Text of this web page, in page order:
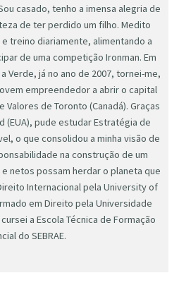
casado, tenho a imensa alegria de
de ter perdido um filho. Medito
treino diariamente, alimentando a
de uma competição Ironman. Em
Verde, já no ano de 2007, tornei-me,
empreendedor a abrir o capital
Valores de Toronto (Canadá). Graças
(EUA), pude estudar Estratégia de
o que consolidou a minha visão de
na construção de um
netos possam herdar o planeta que
Internacional pela University of
em Direito pela Universidade
a Escola Técnica de Formação
do SEBRAE.